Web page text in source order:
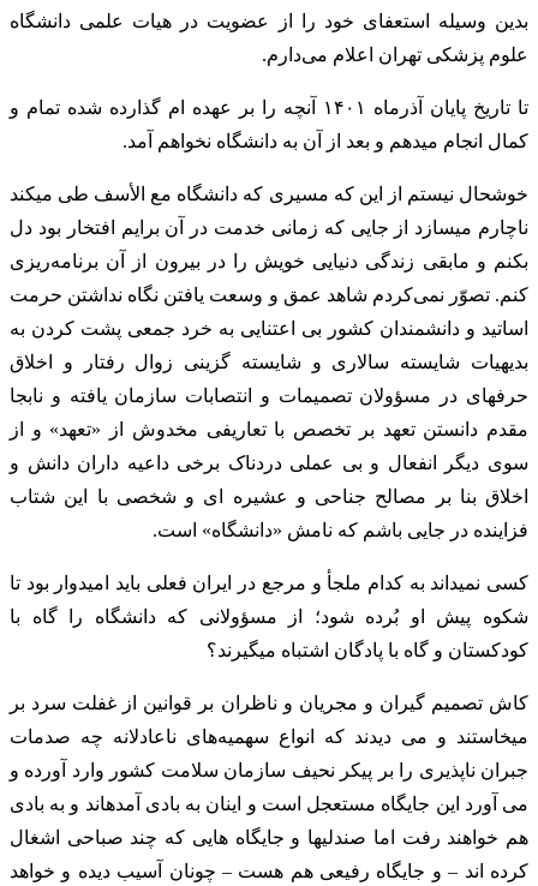
بدین وسیله استعفای خود را از عضویت در هیات علمی دانشگاه
علوم پزشکی تهران اعلام می‌دارم.
تا تاریخ پایان آذرماه ۱۴۰۱ آنچه را بر عهده ام گذارده شده تمام و
کمال انجام میدهم و بعد از آن به دانشگاه نخواهم آمد.
خوشحال نیستم از این که مسیری که دانشگاه مع الأسف طی میکند
ناچارم میسازد از جایی که زمانی خدمت در آن برایم افتخار بود دل
بکنم و مابقی زندگی دنیایی خویش را در بیرون از آن برنامه‌ریزی
کنم. تصوّر نمی‌کردم شاهد عمق و وسعت یافتن نگاه نداشتن حرمت
اساتید و دانشمندان کشور بی اعتنایی به خرد جمعی پشت کردن به
بدیهیات شایسته سالاری و شایسته گزینی زوال رفتار و اخلاق
حرفهای در مسؤولان تصمیمات و انتصابات سازمان یافته و نابجا
مقدم دانستن تعهد بر تخصص با تعاریفی مخدوش از «تعهد» و از
سوی دیگر انفعال و بی عملی دردناک برخی داعیه داران دانش و
اخلاق بنا بر مصالح جناحی و عشیره ای و شخصی با این شتاب
فزاینده در جایی باشم که نامش «دانشگاه» است.
کسی نمیداند به کدام ملجأ و مرجع در ایران فعلی باید امیدوار بود تا
شکوه پیش او بُرده شود؛ از مسؤولانی که دانشگاه را گاه با
کودکستان و گاه با پادگان اشتباه میگیرند؟
کاش تصمیم گیران و مجریان و ناظران بر قوانین از غفلت سرد بر
میخاستند و می دیدند که انواع سهمیه‌های ناعادلانه چه صدمات
جبران ناپذیری را بر پیکر نحیف سازمان سلامت کشور وارد آورده و
می آورد این جایگاه مستعجل است و اینان به بادی آمدهاند و به بادی
هم خواهند رفت اما صندلیها و جایگاه هایی که چند صباحی اشغال
کرده اند – و جایگاه رفیعی هم هست – چونان آسیب دیده و خواهد